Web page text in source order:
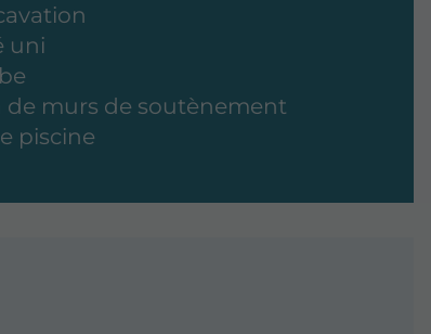
uni
murs de soutènement
piscine